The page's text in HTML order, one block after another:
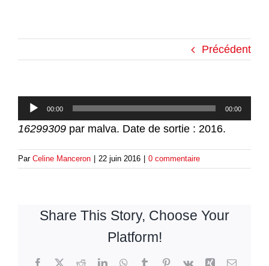
Précédent
Lecteur
audio
00:00 00:00
16299309 par malva. Date de sortie : 2016.
Par Celine Manceron 22 juin 2016 0 commentaire
Share This Story, Choose Your
Platform!
Facebook
TwitterRedditLinkedInWhatsApp
TumblrPinterest
Vk Xing Email